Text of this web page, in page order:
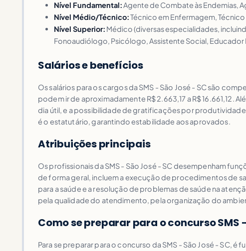
Nível Fundamental:Agente de Combate às Endemias,
Nível Médio/Técnico:Técnico em Enfermagem,
Nível Superior: Médico (diversas especialidades,
Fonoaudiólogo, Psicólogo, Assistente Social,
Salários e benefícios
Os salários para os cargos da SMS - São José - SC são
podem ir de aproximadamente R$ 2.663,17 a R$
dia útil, e a possibilidade de gratificações por
é o estatutário, garantindo estabilidade aos aprovados.
Atribuições principais
Os profissionais da SMS - São José - SC desempenham
de forma geral, incluem a execução de procedimentos de
para a saúde e a resolução de problemas de saúde na
pela qualidade do atendimento, pela organização do
Como se preparar para o concurso SMS
Para se preparar para o concurso da SMS - São José - SC,